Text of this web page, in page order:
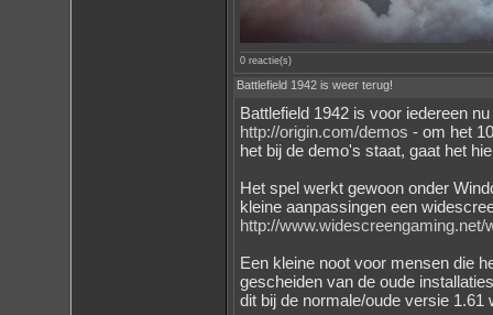
0 reactie(s)
Battlefield 1942 is weer terug!
Battlefield 1942 is voor iedereen
http://origin.com/demos - om het
het bij de demo's staat, gaat het
Het spel werkt gewoon onder
kleine aanpassingen een
http://www.widescreengaming.net/
Een kleine noot voor mensen die
gescheiden van de oude
dit bij de normale/oude versie 1.61